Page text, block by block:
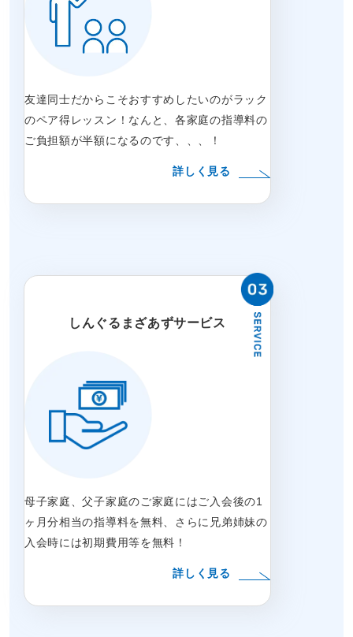
友達同士だからこそおすすめしたいのがラック
のペア得レッスン！なんと、各家庭の指導料の
ご負担額が半額になるのです、、、！
詳しく見る
しんぐるまざあずサービス
母子家庭、父子家庭のご家庭にはご入会後の1
ヶ月分相当の指導料を無料、さらに兄弟姉妹の
入会時には初期費用等を無料！
詳しく見る